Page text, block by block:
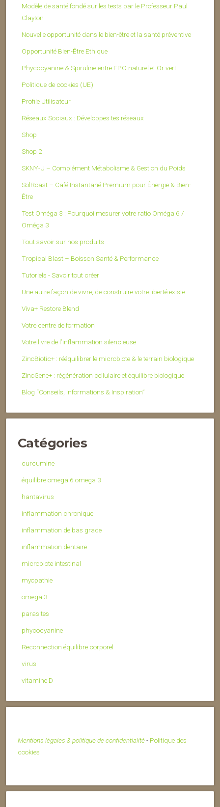
Modèle de santé fondé sur les tests par le Professeur Paul
Clayton
Nouvelle opportunité dans le bien-être et la santé préventive
Opportunité Bien-Être Ethique
Phycocyanine & Spiruline entre EPO naturel et Or vert
Politique de cookies (UE)
Profile Utilisateur
Réseaux Sociaux : Développes tes réseaux
Shop
Shop 2
SKNY-U – Complément Métabolisme & Gestion du Poids
SolRoast – Café Instantané Premium pour Énergie & Bien-
Être
Test Oméga 3 : Pourquoi mesurer votre ratio Oméga 6 /
Oméga 3
Tout savoir sur nos produits
Tropical Blast – Boisson Santé & Performance
Tutoriels - Savoir tout créer
Une autre façon de vivre, de construire votre liberté existe
Viva+ Restore Blend
Votre centre de formation
Votre livre de l’inflammation silencieuse
ZinoBiotic+ : rééquilibrer le microbiote & le terrain biologique
ZinoGene+ : régénération cellulaire et équilibre biologique
Blog “Conseils, Informations & Inspiration”
Catégories
curcumine
équilibre omega 6 omega 3
hantavirus
inflammation chronique
inflammation de bas grade
inflammation dentaire
microbiote intestinal
myopathie
omega 3
parasites
phycocyanine
Reconnection équilibre corporel
virus
vitamine D
Mentions légales & politique de confidentialité- Politique des
cookies